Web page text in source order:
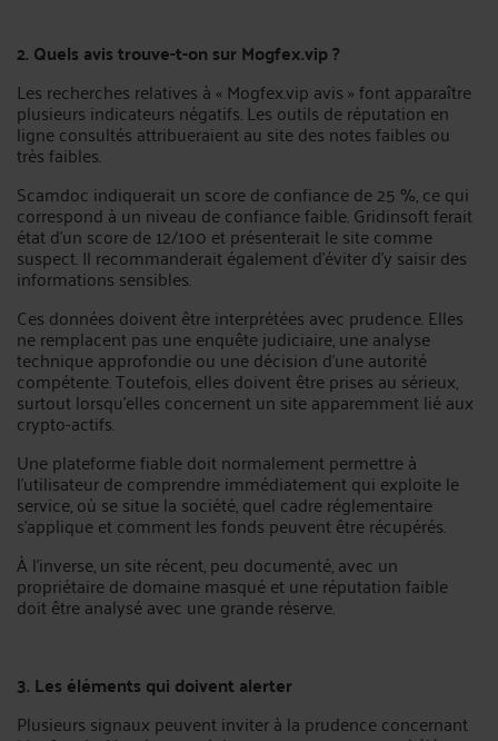
2. Quels avis trouve-t-on sur Mogfex.vip ?
Les recherches relatives à « Mogfex.vip avis » font apparaître
plusieurs indicateurs négatifs. Les outils de réputation en
ligne consultés attribueraient au site des notes faibles ou
très faibles.
Scamdoc indiquerait un score de confiance de 25 %, ce qui
correspond à un niveau de confiance faible. Gridinsoft ferait
état d’un score de 12/100 et présenterait le site comme
suspect. Il recommanderait également d’éviter d’y saisir des
informations sensibles.
Ces données doivent être interprétées avec prudence. Elles
ne remplacent pas une enquête judiciaire, une analyse
technique approfondie ou une décision d’une autorité
compétente. Toutefois, elles doivent être prises au sérieux,
surtout lorsqu’elles concernent un site apparemment lié aux
crypto-actifs.
Une plateforme fiable doit normalement permettre à
l’utilisateur de comprendre immédiatement qui exploite le
service, où se situe la société, quel cadre réglementaire
s’applique et comment les fonds peuvent être récupérés.
À l’inverse, un site récent, peu documenté, avec un
propriétaire de domaine masqué et une réputation faible
doit être analysé avec une grande réserve.
3. Les éléments qui doivent alerter
Plusieurs signaux peuvent inviter à la prudence concernant